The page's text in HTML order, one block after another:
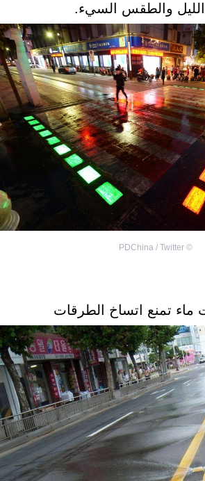
والطقس السيء.
©
PDChina / Twitter